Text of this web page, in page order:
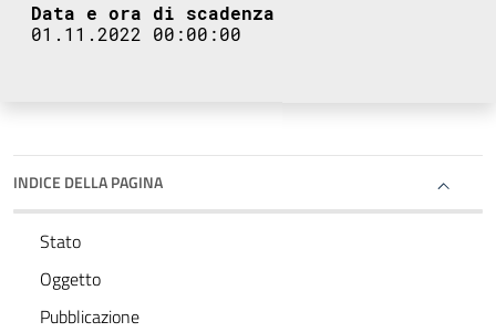
Data e ora di scadenza
01.11.2022 00:00:00
INDICE DELLA PAGINA
Stato
Oggetto
Pubblicazione